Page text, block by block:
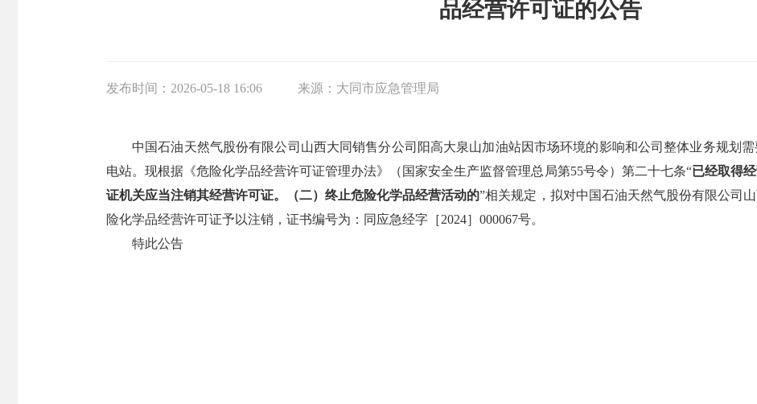
品经营许可证的公告
发布时间： 2026-05-18 16:06 来源： 大同市应急管理局
中国石油天然气股份有限公司山西大同销售分公司阳高大泉山加油站因市场环境的影响和公司整体业务规划
电站。现根据《危险化学品经营许可证管理办法》（国家安全生产监督管理总局第55号令）第二十七条“已经取得
证机关应当注销其经营许可证。（二）终止危险化学品经营活动的”相关规定，拟对中国石油天然气股份有限公司
险化学品经营许可证予以注销，证书编号为：同应急经字［2024］000067号。
特此公告